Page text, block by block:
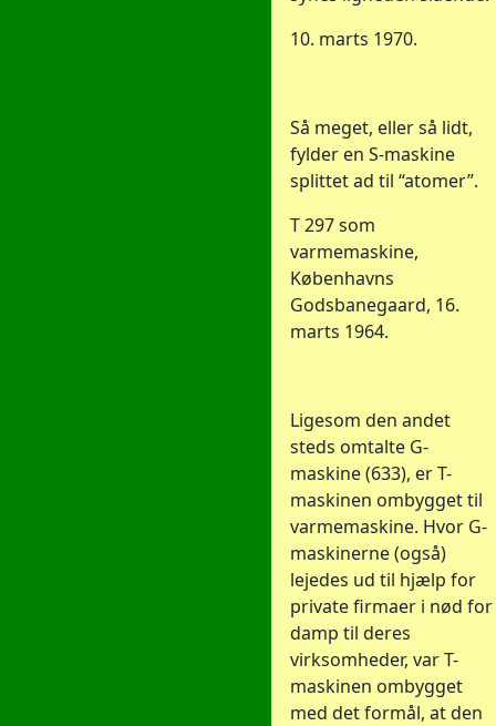
10. marts 1970.
Så meget, eller så lidt,
fylder en S-maskine
splittet ad til “atomer”.
T 297 som
varmemaskine,
Københavns
Godsbanegaard, 16.
marts 1964.
Ligesom den andet
steds omtalte G-
maskine (633), er T-
maskinen ombygget til
varmemaskine. Hvor G-
maskinerne (også)
lejedes ud til hjælp for
private firmaer i nød for
damp til deres
virksomheder, var T-
maskinen ombygget
med det formål, at den